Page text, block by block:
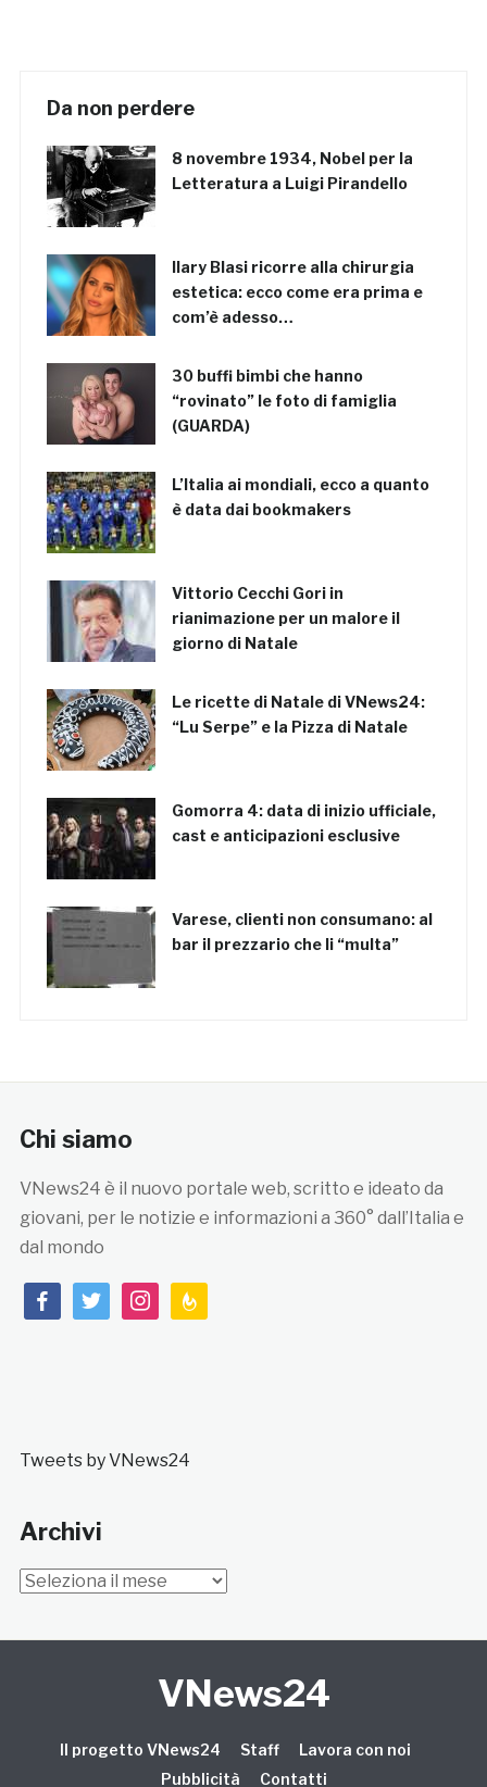
Da non perdere
8 novembre 1934, Nobel per la
Letteratura a Luigi Pirandello
Ilary Blasi ricorre alla chirurgia
estetica: ecco come era prima e
com’è adesso…
30 buffi bimbi che hanno
“rovinato” le foto di famiglia
(GUARDA)
L’Italia ai mondiali, ecco a quanto
è data dai bookmakers
Vittorio Cecchi Gori in
rianimazione per un malore il
giorno di Natale
Le ricette di Natale di VNews24:
“Lu Serpe” e la Pizza di Natale
Gomorra 4: data di inizio ufficiale,
cast e anticipazioni esclusive
Varese, clienti non consumano: al
bar il prezzario che li “multa”
Chi siamo
VNews24 è il nuovo portale web, scritto e ideato da
giovani, per le notizie e informazioni a 360° dall’Italia e
dal mondo
facebooktwitterinstagramfeedburner
Tweets by VNews24
Archivi
Archivi
VNews24
Il progetto VNews24 Staff
Lavora con noi
Pubblicità
Contatti